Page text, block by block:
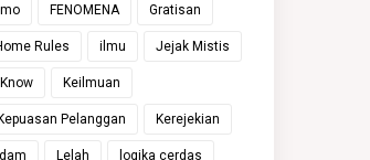
FENOMENA Gratisan
Rules ilmu Jejak Mistis
Keilmuan
Pelanggan Kerejekian
Lelah logika cerdas